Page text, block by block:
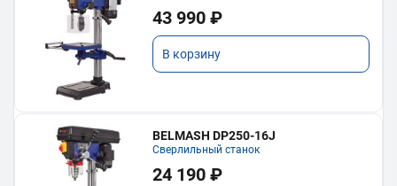
43 990 ₽
В корзину
BELMASH DP250-16J
Сверлильный станок
24 190 ₽